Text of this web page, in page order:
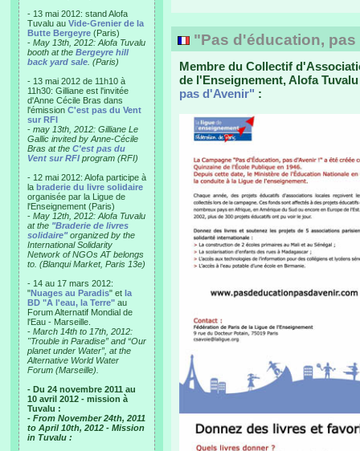
- 13 mai 2012: stand Alofa
Tuvalu au Vide-Grenier de la
Butte Bergeyre (Paris)
- May 13th, 2012: Alofa Tuvalu
booth at the Bergeyre hill
back yard sale . (Paris)
- 13 mai 2012 de 11h10 à
11h30: Gilliane est l'invitée
d'Anne Cécile Bras dans
l'émission C'est pas du Vent
sur RFI
- may 13th, 2012: Gilliane Le
Gallic invited by Anne-Cécile
Bras at the C'est pas du
Vent sur RFI program (RFI)
- 12 mai 2012: Alofa participe à
la braderie du livre solidaire
organisée par la Ligue de
l'Enseignement (Paris)
- May 12th, 2012: Alofa Tuvalu
at the "Braderie de livres
solidaire"organized by the
International Solidarity
Network of NGOs AT belongs
to. (Blanqui Market, Paris 13e)
- 14 au 17 mars 2012:
"Nuages au Paradis" et la
BD "A l'eau, la Terre" au
Forum Alternatif Mondial de
l'Eau - Marseille.
- March 14th to 17th, 2012:
"Trouble in Paradise” and “Our
planet under Water”, at the
Alternative World Water
Forum (Marseille).
- Du 24 novembre 2011 au
10 avril 2012 - mission à
Tuvalu :
- From November 24th, 2011
to April 10th, 2012 - Mission
in Tuvalu :
"Pas d'éducation,
Membre du Collectif
de l'Enseignement, Alofa
pas d'Avenir" :